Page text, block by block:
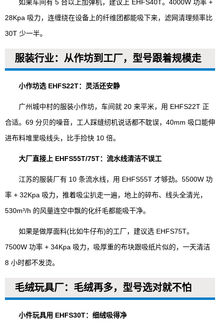
如果车间有 5 台以上加弹机，建议上 EHFS40T。4000W 功率 +
28Kpa 吸力，连缠绕在设备上的纤维团都能吸下来，滤网清理频率比
30T 少一半。
服装行业：从作坊到工厂，型号跟着规模走
小作坊选 EHFS22T：灵活还安静
广州城中村的服装小作坊，车间就 20 来平米，用 EHFS22T 正
合适。69 分贝的噪音，工人踩缝纫机说话都不耽误，40mm 吸口能伸
进布料堆里吸线头，比手捡快 10 倍。
大厂直接上 EHFS55T/75T：流水线清洁不误工
江苏的服装厂有 10 条流水线，用 EHFS55T 才够劲。5500W 功
率 + 32Kpa 吸力，推着吸尘扒走一遍，地上的碎布、线头全清光，
530m³/h 的风量连空中飘的化纤毛都能吸干净。
如果是做厚面料(比如牛仔布)的工厂，建议选 EHFS75T。
7500W 功率 + 34Kpa 吸力，吸厚重的布块跟吸纸片似的，一天清洁
8 小时都不发烫。
毛绒玩具厂：毛绒再多，型号选对就不怕
小件玩具用 EHFS30T：细绒吸得净